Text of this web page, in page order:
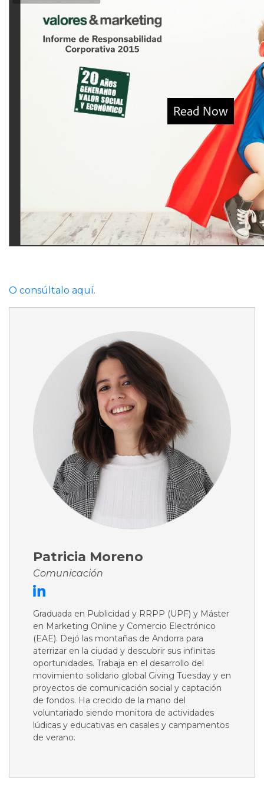
O consúltalo aquí.
Patricia Moreno
Comunicación
Graduada en Publicidad y RRPP (UPF) y Máster
en Marketing Online y Comercio Electrónico
(EAE). Dejó las montañas de Andorra para
aterrizar en la ciudad y descubrir sus infinitas
oportunidades. Trabaja en el desarrollo del
movimiento solidario global Giving Tuesday y en
proyectos de comunicación social y captación
de fondos. Ha crecido de la mano del
voluntariado siendo monitora de actividades
lúdicas y educativas en casales y campamentos
de verano.